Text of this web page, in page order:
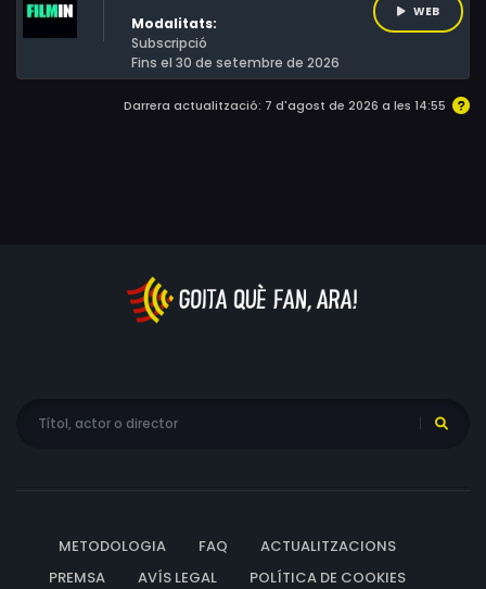
Modalitats:
Subscripció
Fins el 30 de setembre de 2026
WEB
Darrera actualització: 7 d'agost de 2026 a les 14:55
METODOLOGIA FAQ
ACTUALITZACIONS
PREMSA
AVÍS LEGAL POLÍTICA DE COOKIES